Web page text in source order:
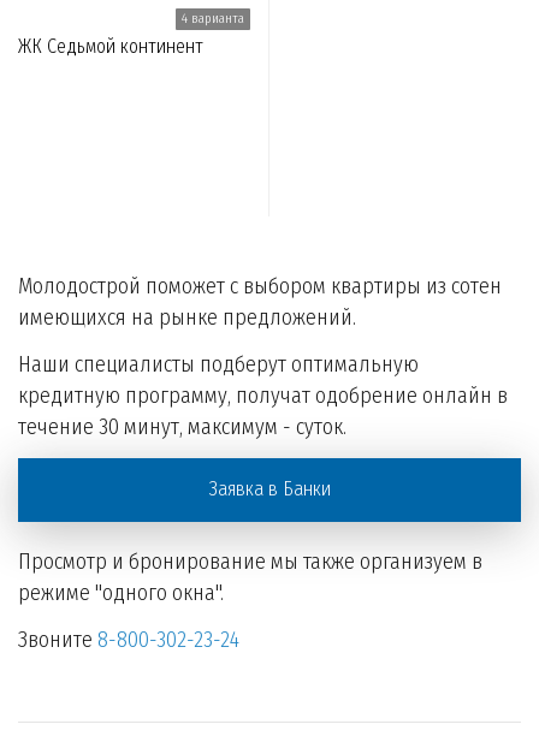
4 варианта
ЖК Седьмой континент
Молодострой поможет с выбором квартиры из сотен
имеющихся на рынке предложений.
Наши специалисты подберут оптимальную
кредитную программу, получат одобрение онлайн в
течение 30 минут, максимум - суток.
Заявка в Банки
Просмотр и бронирование мы также организуем в
режиме "одного окна".
Звоните 8-800-302-23-24